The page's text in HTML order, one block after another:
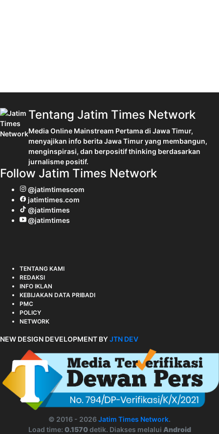
Tentang Jatim Times Network
Media Online Mainstream Pertama di Jawa Timur,
menyajikan info berita Jawa Timur yang membangun,
menginspirasi, dan berpositif thinking berdasarkan
jurnalisme positif.
Follow Jatim Times Network
@jatimtimescom
jatimtimes.com
@jatimtimes
@jatimtimes
TENTANG KAMI
REDAKSI
INFO IKLAN
KEBIJAKAN DATA PRIBADI
PMC
POLICY
NETWORK
NEW DESIGN DEVELOPMENT BYJTN DEV
© 2016 - 2026 Jatim Times Network.
Load time: 0.1570detik. Diakses melalui Android